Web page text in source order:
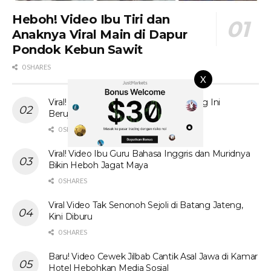
X
Heboh! Video Ibu Tiri dan
Anaknya Viral Main di Dapur
Pondok Kebun Sawit
0 SHARES
Viral! Tante Prank Ojol di Kolam Renang Ini
Berujung Tak Terduga
0 SHARES
Viral! Video Ibu Guru Bahasa Inggris dan Muridnya
Bikin Heboh Jagat Maya
0 SHARES
Viral Video Tak Senonoh Sejoli di Batang Jateng,
Kini Diburu
0 SHARES
Baru! Video Cewek Jilbab Cantik Asal Jawa di Kamar
Hotel Hebohkan Media Sosial